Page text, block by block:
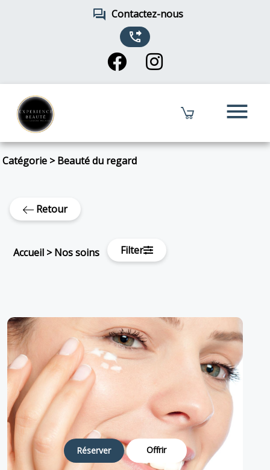
forum Contactez-nous
phone_forwarded
menu
Catégorie >Beauté du regard
Retour
Accueil >Nos soins Filter
Réserver Offrir